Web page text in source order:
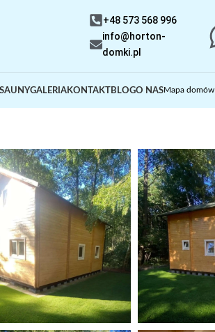
+48 573 568 996
info@horton-
domki.pl
SAUNYGALERIAKONTAKTBLOGO NASMapa domów